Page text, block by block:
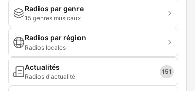
Radios par genre
15 genres musicaux
Radios par région
Radios locales
Actualités
Radios d'actualité
151